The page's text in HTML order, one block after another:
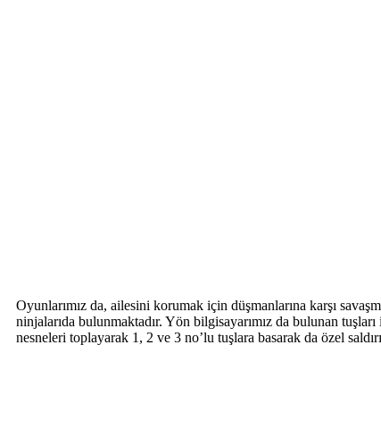
Oyunlarımız da, ailesini korumak için düşmanlarına karşı
ninjalarıda bulunmaktadır. Yön bilgisayarımız da bulunan
nesneleri toplayarak 1, 2 ve 3 no’lu tuşlara basarak da özel